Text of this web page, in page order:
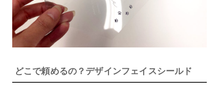
どこで頼めるの？デザインフェイスシールド